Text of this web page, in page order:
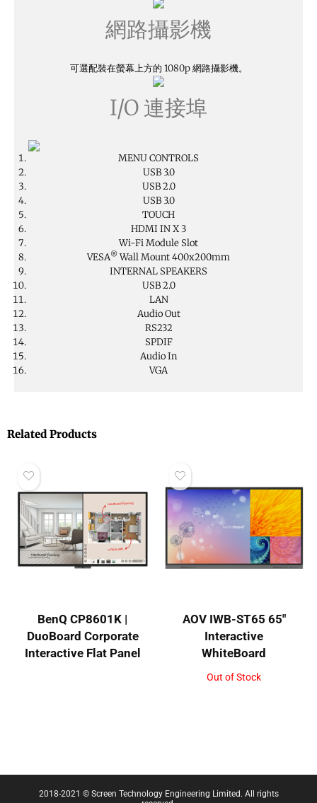
網路攝影機
可選配裝在螢幕上方的 1080p 網路攝影機。
I/O 連接埠
MENU CONTROLS
USB 3.0
USB 2.0
USB 3.0
TOUCH
HDMI IN X 3
Wi-Fi Module Slot
VESA®Wall Mount 400x200mm
INTERNAL SPEAKERS
USB 2.0
LAN
Audio Out
RS232
SPDIF
Audio In
VGA
Related Products
BenQ CP8601K |
DuoBoard Corporate
Interactive Flat Panel
AOV IWB-ST65 65″
Interactive
WhiteBoard
Out of Stock
2018-2021 © Screen Technology Engineering Limited. All rights